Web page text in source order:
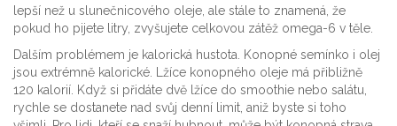
lepší než u slunečnicového oleje, ale stále to znamená, že
pokud ho pijete litry, zvyšujete celkovou zátěž omega-6 v těle.
Dalším problémem je kalorická hustota. Konopné semínko i olej
jsou extrémně kalorické. Lžíce konopného oleje má přibližně
120 kalorií. Když si přidáte dvě lžíce do smoothie nebo salátu,
rychle se dostanete nad svůj denní limit, aniž byste si toho